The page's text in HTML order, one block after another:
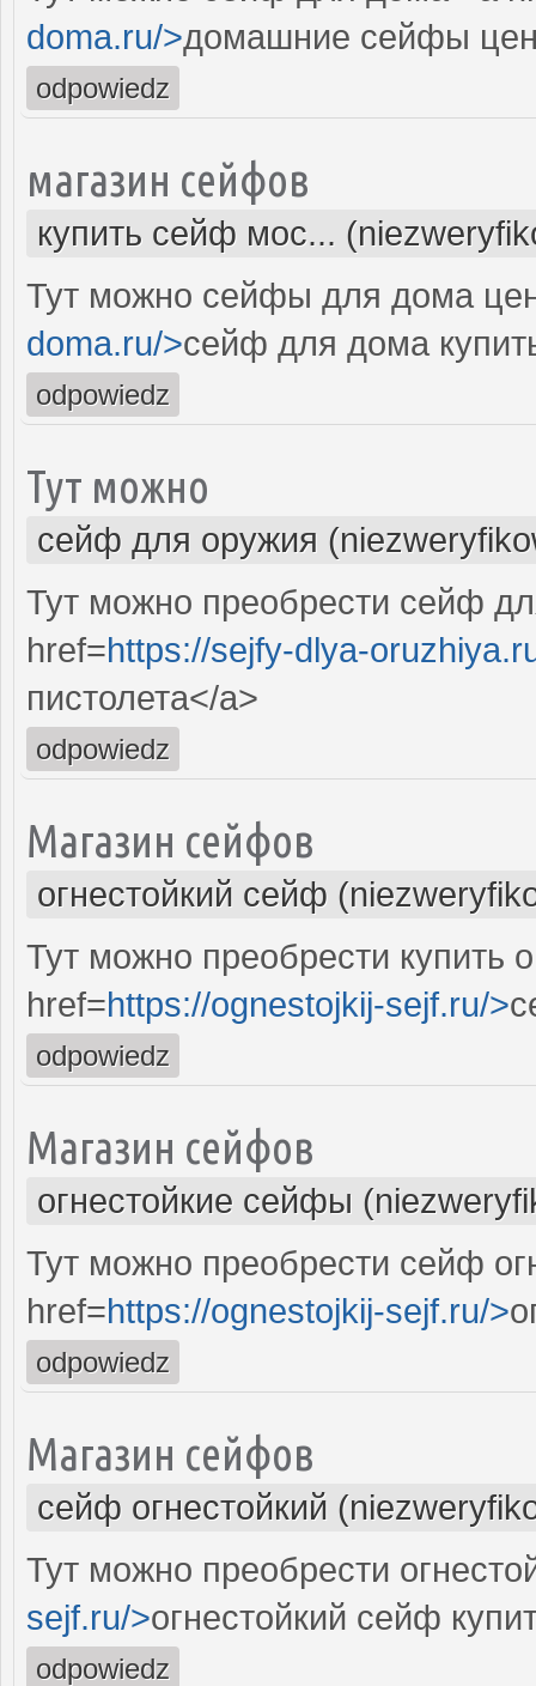
doma.ru/>домашние сейфы
odpowiedz
магазин сейфов
купить сейф мос...
Тут можно сейфы для дома
doma.ru/>сейф для дома
odpowiedz
Тут можно
сейф для оружия
Тут можно преобрести сейф
href=https://sejfy-dlya-
пистолета</a>
odpowiedz
Магазин сейфов
огнестойкий сейф
Тут можно преобрести купить
href=https://ognestojkij-sejf.ru/>
odpowiedz
Магазин сейфов
огнестойкие сейфы
Тут можно преобрести сейф
href=https://ognestojkij-sejf.ru/>
odpowiedz
Магазин сейфов
сейф огнестойкий
Тут можно преобрести
sejf.ru/>огнестойкий сейф
odpowiedz